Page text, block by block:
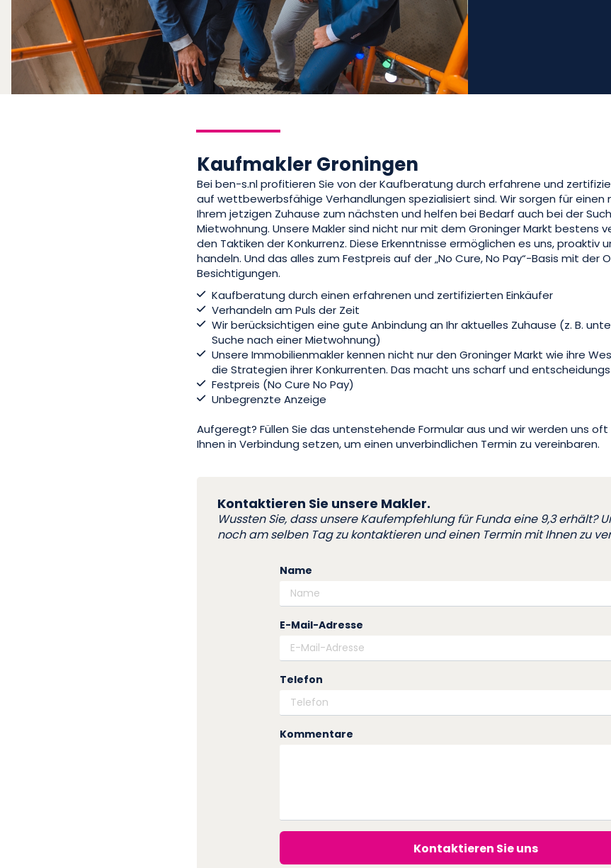
Kaufmakler Groningen
Bei ben-s.nl profitieren Sie von der Kaufberatung durch erfahrene und
auf wettbewerbsfähige Verhandlungen spezialisiert sind. Wir sorgen für einen
Ihrem jetzigen Zuhause zum nächsten und helfen bei Bedarf auch bei der
Mietwohnung. Unsere Makler sind nicht nur mit dem Groninger Markt bestens
den Taktiken der Konkurrenz. Diese Erkenntnisse ermöglichen es uns, proaktiv
handeln. Und das alles zum Festpreis auf der „No Cure, No Pay“-Basis mit der
Besichtigungen.
Kaufberatung durch einen erfahrenen und zertifizierten Einkäufer
Verhandeln am Puls der Zeit
Wir berücksichtigen eine gute Anbindung an Ihr aktuelles Zuhause (z. B.
Suche nach einer Mietwohnung)
Unsere Immobilienmakler kennen nicht nur den Groninger Markt wie ihre
die Strategien ihrer Konkurrenten. Das macht uns scharf und
Festpreis (No Cure No Pay)
Unbegrenzte Anzeige
Aufgeregt? Füllen Sie das untenstehende Formular aus und wir werden uns
Ihnen in Verbindung setzen, um einen unverbindlichen Termin zu vereinbaren.
Kontaktieren Sie unsere Makler.
Wussten Sie, dass unsere Kaufempfehlung für Funda eine 9,3 erhält?
noch am selben Tag zu kontaktieren und einen Termin mit Ihnen zu
Name
E-Mail-Adresse
Telefon
Kommentare
Kontaktieren Sie uns